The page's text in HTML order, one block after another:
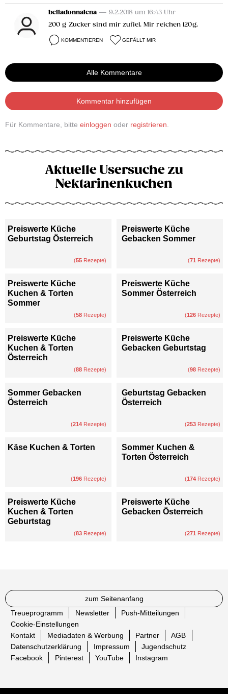
belladonnalena — 9.2.2018 um 16:43 Uhr
200 g Zucker sind mir zufiel. Mir reichen 120g.
KOMMENTIEREN GEFÄLLT MIR
Alle Kommentare
Kommentar hinzufügen
Für Kommentare, bitte einloggen oder registrieren
Aktuelle Usersuche zu
Nektarinenkuchen
Preiswerte Küche
Geburtstag Österreich
(55 Rezepte)
Preiswerte Küche
Gebacken Sommer
(71 Rezepte)
Preiswerte Küche
Kuchen & Torten
Sommer
(58 Rezepte)
Preiswerte Küche
Sommer Österreich
(126 Rezepte)
Preiswerte Küche
Kuchen & Torten
Österreich
(88 Rezepte)
Preiswerte Küche
Gebacken Geburtstag
(98 Rezepte)
Sommer Gebacken
Österreich
(214 Rezepte)
Geburtstag Gebacken
Österreich
(253 Rezepte)
Käse Kuchen & Torten
(196 Rezepte)
Sommer Kuchen &
Torten Österreich
(174 Rezepte)
Preiswerte Küche
Kuchen & Torten
Geburtstag
(83 Rezepte)
Preiswerte Küche
Gebacken Österreich
(271 Rezepte)
zum Seitenanfang
Treueprogramm
Newsletter
Push-Mitteilungen
Cookie-Einstellungen
Kontakt
Mediadaten & Werbung Partner
AGB
Datenschutzerklärung
Impressum
Jugendschutz
Facebook
Pinterest YouTube Instagram